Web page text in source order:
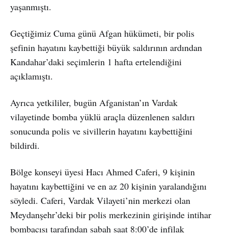
yaşanmıştı.
Geçtiğimiz Cuma günü Afgan hükümeti, bir polis
şefinin hayatını kaybettiği büyük saldırının ardından
Kandahar’daki seçimlerin 1 hafta ertelendiğini
açıklamıştı.
Ayrıca yetkililer, bugün Afganistan’ın Vardak
vilayetinde bomba yüklü araçla düzenlenen saldırı
sonucunda polis ve sivillerin hayatını kaybettiğini
bildirdi.
Bölge konseyi üyesi Hacı Ahmed Caferi, 9 kişinin
hayatını kaybettiğini ve en az 20 kişinin yaralandığını
söyledi. Caferi, Vardak Vilayeti’nin merkezi olan
Meydanşehr’deki bir polis merkezinin girişinde intihar
bombacısı tarafından sabah saat 8:00’de infilak